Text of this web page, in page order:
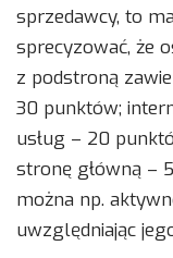
sprzedawcy, to
sprecyzować, że
z podstroną
30 punktów;
usług – 20
stronę główną –
można np.
uwzględniając